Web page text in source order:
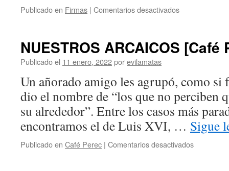
Publicado en Firmas | Comentarios desactivados
NUESTROS ARCAICOS [Café
Publicado el 11 enero, 2022porevilamatas
Un añorado amigo les agrupó, como si
dio el nombre de “los que no perciben
su alrededor”. Entre los casos más
encontramos el de Luis XVI, … Sigue
Publicado en Café Perec | Comentarios desactivados